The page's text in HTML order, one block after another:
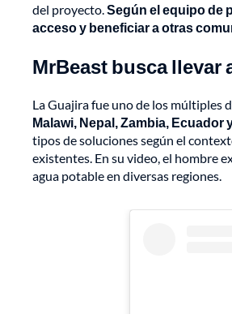
del proyecto.Según el equipo de
acceso y beneficiar a otras
MrBeast busca llevar
La Guajira fue uno de los múltiples
Malawi, Nepal, Zambia, Ecuador
tipos de soluciones según el
existentes. En su video, el hombre
agua potable en diversas regiones.